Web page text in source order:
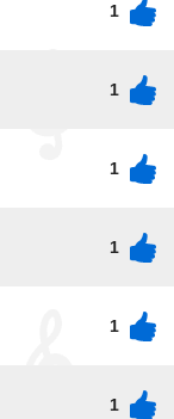
1
1
1
1
1
1